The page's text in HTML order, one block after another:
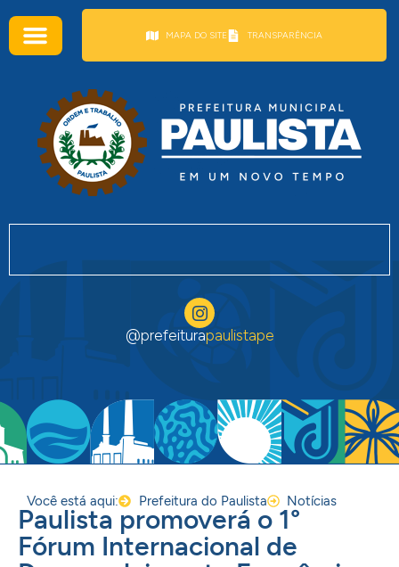
MAPA DO SITE TRANSPARÊNCIA
@prefeiturapaulistape
Você está aqui: Prefeitura do Paulista Notícias
Paulista promoverá o 1°
Fórum Internacional de